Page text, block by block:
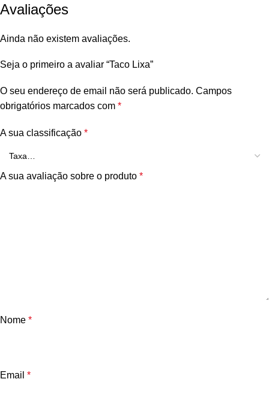
Avaliações
Ainda não existem avaliações.
Seja o primeiro a avaliar “Taco Lixa”
O seu endereço de email não será publicado. Campos
obrigatórios marcados com *
A sua classificação *
A sua avaliação sobre o produto *
Nome *
Email *